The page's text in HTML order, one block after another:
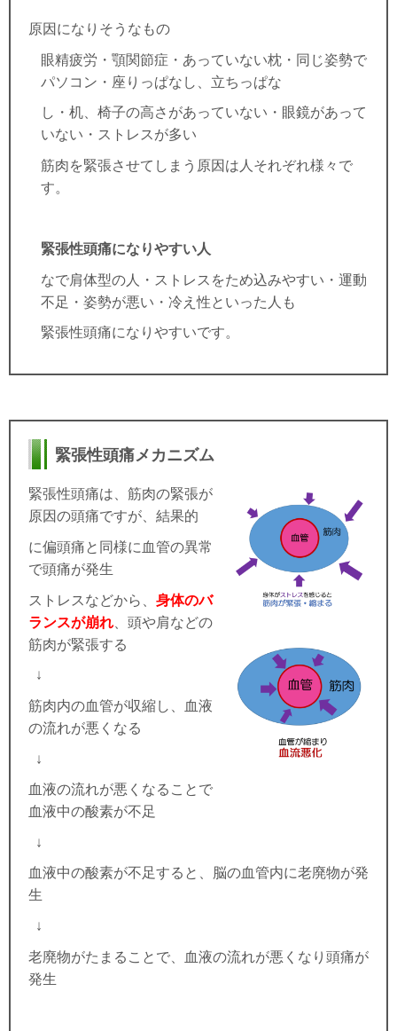
原因になりそうなもの
眼精疲労・顎関節症・あっていない枕・同じ姿勢で
パソコン・座りっぱなし、立ちっぱな
し・机、椅子の高さがあっていない・眼鏡があって
いない・ストレスが多い
筋肉を緊張させてしまう原因は人それぞれ様々で
す。
緊張性頭痛になりやすい人
なで肩体型の人・ストレスをため込みやすい・運動
不足・姿勢が悪い・冷え性といった人も
緊張性頭痛になりやすいです。
緊張性頭痛メカニズム
緊張性頭痛は、筋肉の緊張が
原因の頭痛ですが、結果的
に偏頭痛と同様に血管の異常
で頭痛が発生
ストレスなどから、 身体のバ
ランスが崩れ 、頭や肩などの
筋肉が緊張する
↓
筋肉内の血管が収縮し、血液
の流れが悪くなる
↓
血液の流れが悪くなることで
血液中の酸素が不足
↓
血液中の酸素が不足すると、脳の血管内に老廃物が発
生
↓
老廃物がたまることで、血液の流れが悪くなり頭痛が
発生